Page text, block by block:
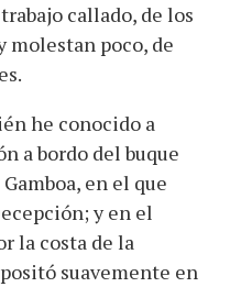
callado, de los
molestan poco, de
he conocido a
a bordo del buque
en el que
y en el
la costa de la
suavemente en